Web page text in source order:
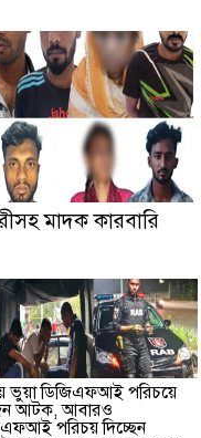
মাদক কারবারি
ভুয়া ডিজিএফআই পরিচয়ে
আটক, আবারও
পরিচয় দিচ্ছেন